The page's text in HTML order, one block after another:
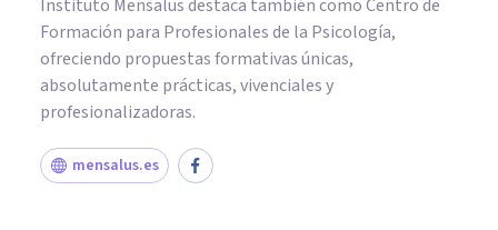
Instituto Mensalus destaca también como Centro de
Formación para Profesionales de la Psicología,
ofreciendo propuestas formativas únicas,
absolutamente prácticas, vivenciales y
profesionalizadoras.
mensalus.es